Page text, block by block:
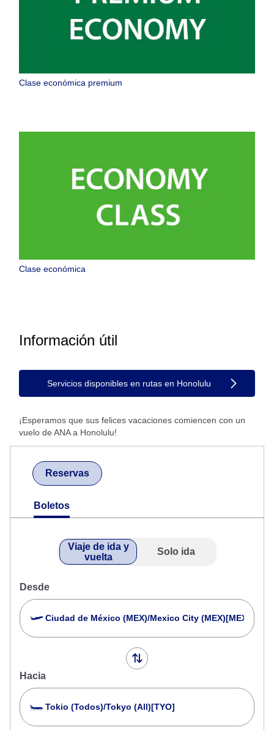
Clase económica premium
Clase económica
Información útil
Servicios disponibles en rutas en Honolulu
¡Esperamos que sus felices vacaciones comiencen con un
vuelo de ANA a Honolulu!
Reservas
Boletos
Viaje de ida y
vuelta
Solo ida
Desde
Ciudad de México (MEX)/Mexico City (MEX)[MEX]
Hacia
Tokio (Todos)/Tokyo (All)[TYO]